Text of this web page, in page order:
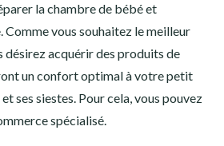
la chambre de bébé et
Comme vous souhaitez le meilleur
désirez acquérir des produits de
un confort optimal à votre petit
ses siestes. Pour cela, vous pouvez
spécialisé.